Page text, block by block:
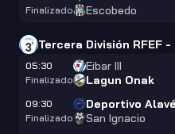
Finalizado
Escobedo
Tercera División RFEF
05:30
Finalizado
Eibar III
Lagun Onak
09:30
Finalizado
Deportivo
San Ignacio